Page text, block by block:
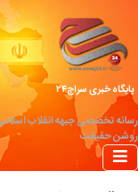
پایگاه خبری سراج۲۴
رسانه تخصصی جبهه انقلاب
روشن حقیقت